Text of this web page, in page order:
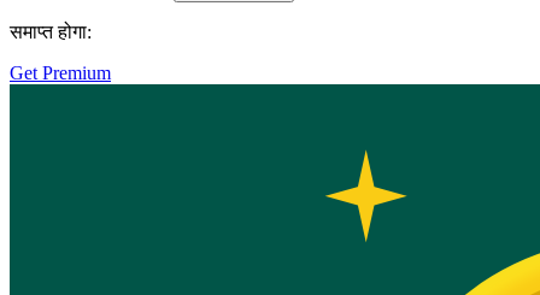
समाप्त होगा:
Get Premium